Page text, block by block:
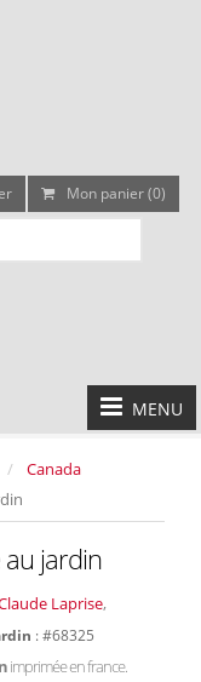
Mon panier (0)
MENU
Canada
jardin
Laprise,
: #68325
imprimée en france.